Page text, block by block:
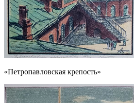
«Петропавловская крепость»